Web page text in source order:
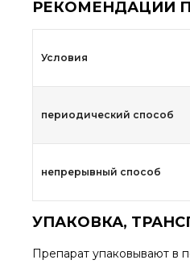
РЕКОМЕНДАЦИИ
Условия
периодический способ
непрерывный способ
УПАКОВКА,
Препарат упаковывают в